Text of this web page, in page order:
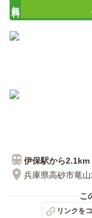
伊保駅から2.1km
兵庫県高砂市竜
こ
リンクを